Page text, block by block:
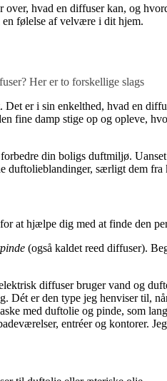
hvad en diffuser kan, og
følelse af velvære i dit hjem.
er i sin enkelthed, hvad en
fine damp stige op og opleve,
din boligs duftmiljø.
duftolieblandinger, særligt dem fra
hjælpe dig med at finde den
(også kaldet reed diffuser).
diffuser bruger vand og
Dét er den type jeg henviser til,
med duftolie og pinde, som
entréer og kontorer.